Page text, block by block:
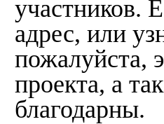
участников.
адрес, или
пожалуйста,
проекта, а
благодарны.